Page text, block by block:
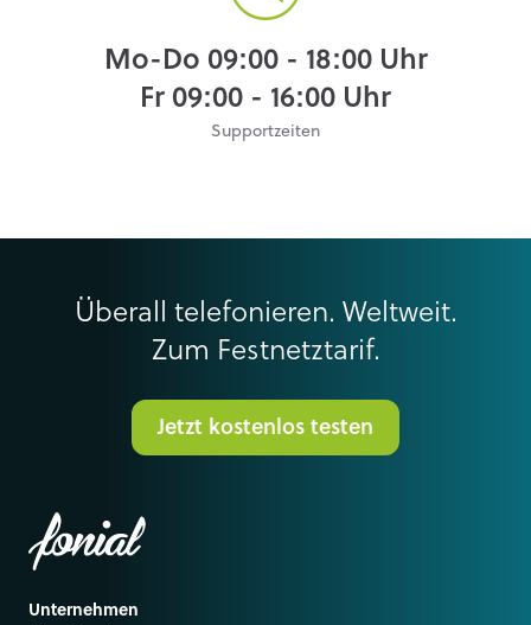
Mo-Do 09:00 - 18:00 Uhr
Fr 09:00 - 16:00 Uhr
Supportzeiten
Überall telefonieren. Weltweit.
Zum Festnetztarif.
Jetzt kostenlos testen
Unternehmen